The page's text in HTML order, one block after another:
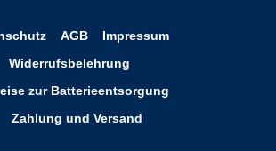
AGB
Impressum
Widerrufsbelehrung
zur Batterieentsorgung
Zahlung und Versand